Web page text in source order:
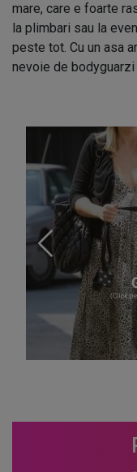
mare, care e foarte
la plimbari sau la
peste tot. Cu un asa
nevoie de bodyguarzi